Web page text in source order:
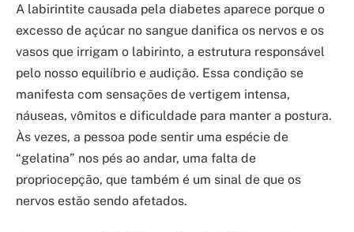
A labirintite causada pela diabetes aparece porque o
excesso de açúcar no sangue danifica os nervos e os
vasos que irrigam o labirinto, a estrutura responsável
pelo nosso equilíbrio e audição. Essa condição se
manifesta com sensações de vertigem intensa,
náuseas, vômitos e dificuldade para manter a postura.
Às vezes, a pessoa pode sentir uma espécie de
“gelatina” nos pés ao andar, uma falta de
propriocepção, que também é um sinal de que os
nervos estão sendo afetados.